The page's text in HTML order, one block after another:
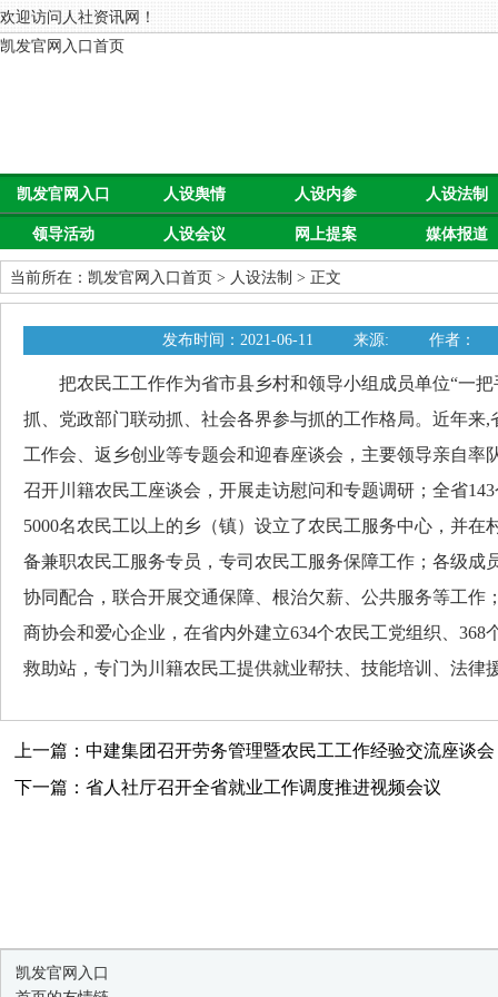
欢迎访问人社资讯网！
凯发官网入口首页
凯发官网入口
首页
人设舆情 人设内参 人设法制
领导活动 人设会议 网上提案 媒体报道
当前所在： 凯发官网入口首页 > 人设法制 > 正文
发布时间：2021-06-11 来源: 作者：
把农民工工作作为省市县乡村和领导小组成员单位“一把
抓、党政部门联动抓、社会各界参与抓的工作格局。近年来
工作会、返乡创业等专题会和迎春座谈会，主要领导亲自率
召开川籍农民工座谈会，开展走访慰问和专题调研；全省
5000名农民工以上的乡（镇）设立了农民工服务中心，并在
备兼职农民工服务专员，专司农民工服务保障工作；各级成
协同配合，联合开展交通保障、根治欠薪、公共服务等工作
商协会和爱心企业，在省内外建立634个农民工党组织、368
救助站，专门为川籍农民工提供就业帮扶、技能培训、法律
上一篇：中建集团召开劳务管理暨农民工工作经验交流座谈会
下一篇：省人社厅召开全省就业工作调度推进视频会议
凯发官网入口